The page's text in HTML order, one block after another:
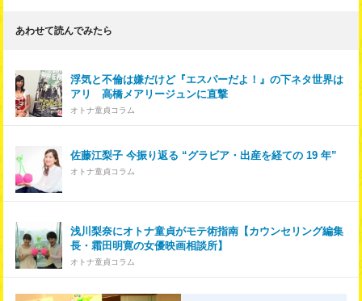
あわせて読んでみたら
浮気と不倫は嫌だけど『エスパーだよ！』の下ネタ世界は
アリ 高橋メアリージュンに直撃
オトナ童貞コラム
佐藤江梨子 今振り返る “グラビア・出産を経ての 19 年”
オトナ童貞コラム
浅川梨奈にオトナ童貞がモテ術指南【カウンセリング編集
長・霜田明寛の女優映画相談所】
オトナ童貞コラム